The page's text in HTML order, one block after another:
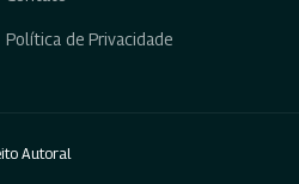
Política de Privacidade
Autoral